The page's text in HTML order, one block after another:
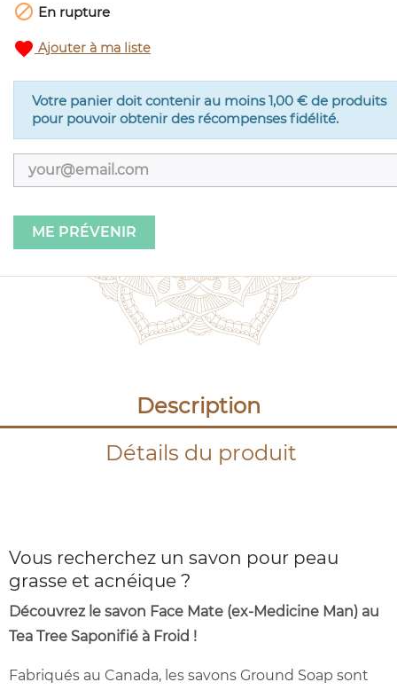
 En rupture
favorite Ajouter à ma liste
Votre panier doit contenir au moins 1,00 € de produits
pour pouvoir obtenir des récompenses fidélité.
ME PRÉVENIR
Description
Détails du produit
Vous recherchez un savon pour peau
grasse et acnéique ?
Découvrez le savon Face Mate (ex-Medicine Man) au
Tea Tree Saponifié à Froid !
Fabriqués au Canada, les savons Ground Soap sont